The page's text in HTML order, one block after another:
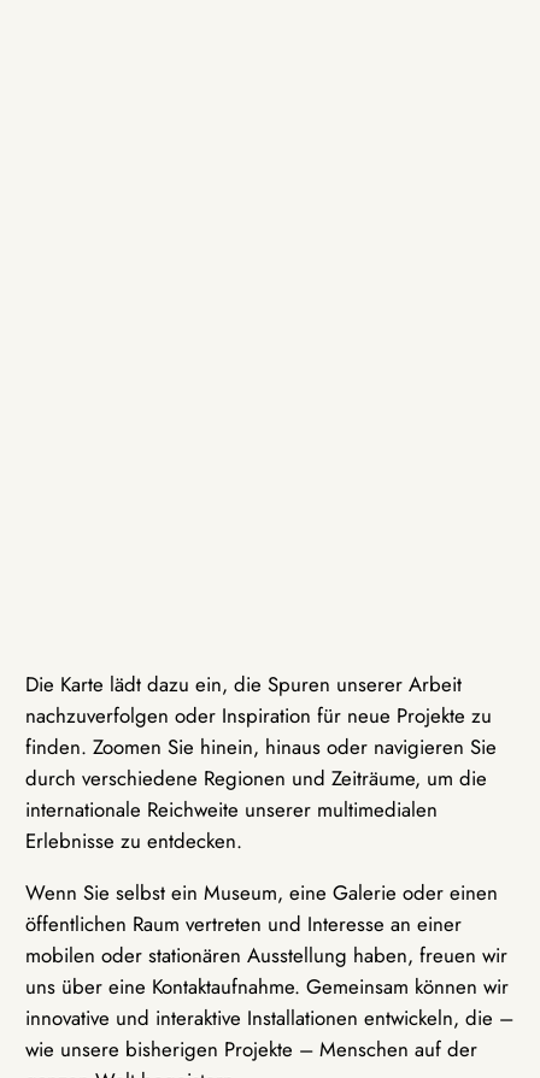
Die Karte lädt dazu ein, die Spuren unserer Arbeit
nachzuverfolgen oder Inspiration für neue Projekte zu
finden. Zoomen Sie hinein, hinaus oder navigieren Sie
durch verschiedene Regionen und Zeiträume, um die
internationale Reichweite unserer multimedialen
Erlebnisse zu entdecken.
Wenn Sie selbst ein Museum, eine Galerie oder einen
öffentlichen Raum vertreten und Interesse an einer
mobilen oder stationären Ausstellung haben, freuen wir
uns über eine Kontaktaufnahme. Gemeinsam können wir
innovative und interaktive Installationen entwickeln, die –
wie unsere bisherigen Projekte – Menschen auf der